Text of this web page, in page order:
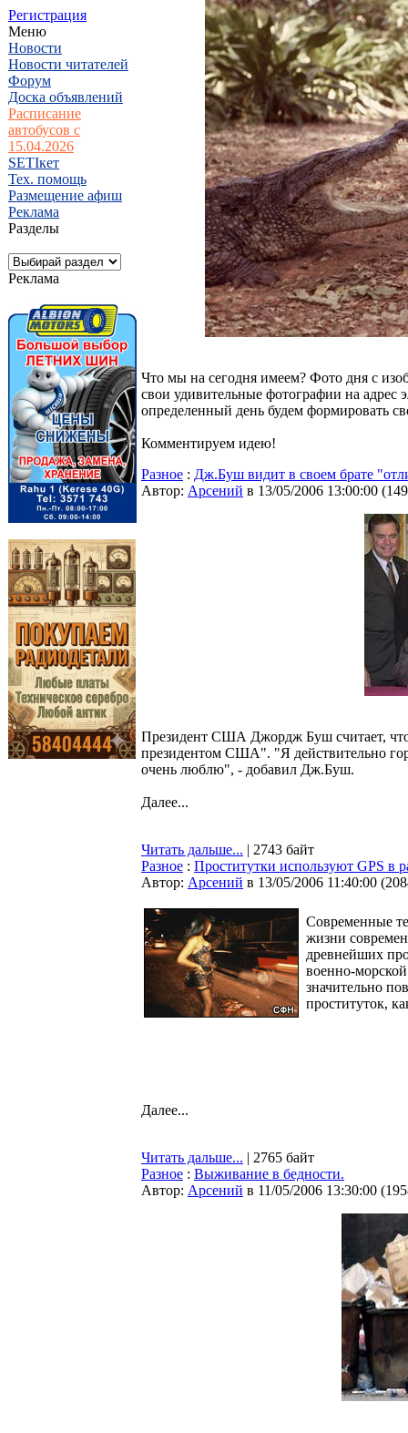
Регистрация
Меню
Новости
Новости читателей
Форум
Доска объявлений
Расписание
автобусов с
15.04.2026
SETIкет
Тех. помощь
Размещение афиш
Реклама
Разделы
Реклама
Что мы на сегодня имеем? Фото дня с
свои удивительные фотографии на адрес
определенный день будем формировать
Комментируем идею!
Разное : Дж.Буш видит в своем брате
Автор: Арсений в 13/05/2006 13:00:00 (
Президент США Джордж Буш считает,
президентом США". "Я действительно
очень люблю", - добавил Дж.Буш.
Далее...
Читать дальше... | 2743 байт
Разное : Проститутки используют GPS в
Автор: Арсений в 13/05/2006 11:40:00 (
Современные
жизни
древнейших
военно-
значительно
проституток,
Далее...
Читать дальше... | 2765 байт
Разное : Выживание в бедности.
Автор: Арсений в 11/05/2006 13:30:00 (